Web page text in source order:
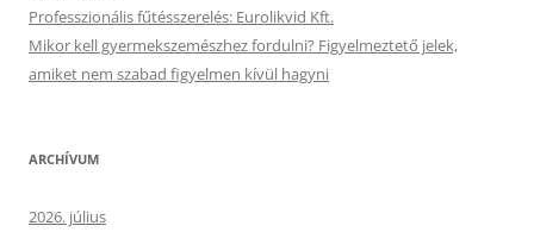
Professzionális fűtésszerelés: Eurolikvid Kft.
Mikor kell gyermekszemészhez fordulni? Figyelmeztető jelek,
amiket nem szabad figyelmen kívül hagyni
ARCHÍVUM
2026. július